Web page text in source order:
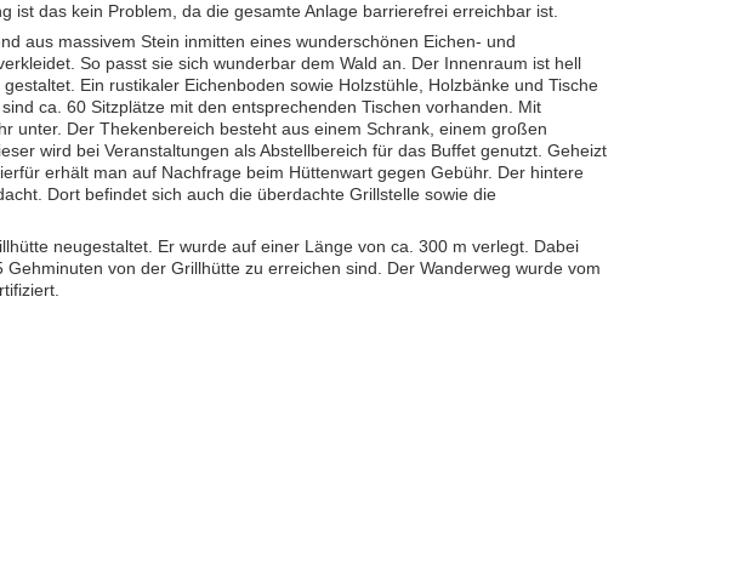
ist das kein Problem, da die gesamte Anlage barrierefrei erreichbar ist.
aus massivem Stein inmitten eines wunderschönen Eichen- und
So passt sie sich wunderbar dem Wald an. Der Innenraum ist hell
Ein rustikaler Eichenboden sowie Holzstühle, Holzbänke und Tische
ca. 60 Sitzplätze mit den entsprechenden Tischen vorhanden. Mit
unter. Der Thekenbereich besteht aus einem Schrank, einem großen
wird bei Veranstaltungen als Abstellbereich für das Buffet genutzt. Geheizt
erhält man auf Nachfrage beim Hüttenwart gegen Gebühr. Der hintere
Dort befindet sich auch die überdachte Grillstelle sowie die
neugestaltet. Er wurde auf einer Länge von ca. 300 m verlegt. Dabei
von der Grillhütte zu erreichen sind. Der Wanderweg wurde vom